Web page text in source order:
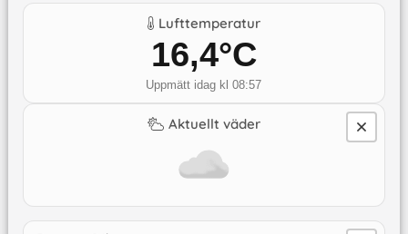
Lufttemperatur
16,4°C
Uppmätt idag kl 08:57
Aktuellt väder